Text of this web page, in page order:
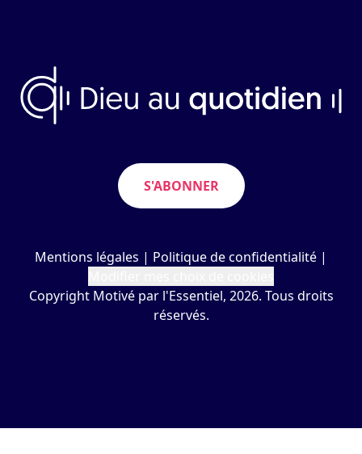
S'ABONNER
Mentions légales | Politique de confidentialité |
Copyright Motivé par l'Essentiel, 2026. Tous droits
réservés.